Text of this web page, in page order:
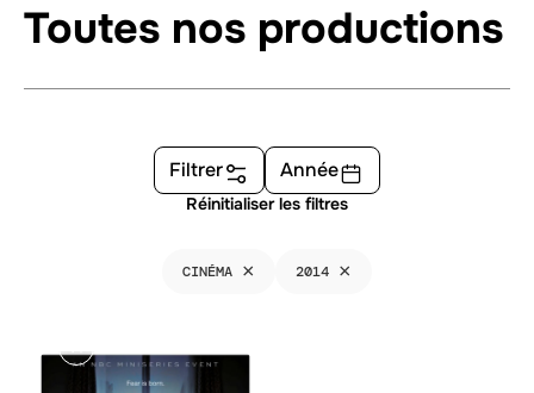
Toutes nos productions
Filtrer Année
Réinitialiser les filtres
CINÉMA × 2014 ×